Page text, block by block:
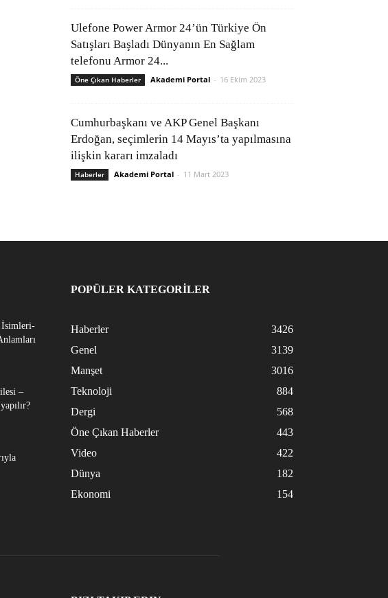
Ulefone Power Armor 24’ün Türkiye Ön
Satışları Başladı Dünyanın En Sağlam
telefonu Armor 24...
Öne Çıkan Haberler Akademi Portal - 16 Ekim 2023
Cumhurbaşkanı ve AKP Genel Başkanı
Erdoğan, seçimlerin 14 Mayıs’ta yapılmasına
ilişkin kararı imzaladı
Haberler Akademi Portal - 11 Mart 2023
İsimleri-
–
POPÜLER KATEGORİLER
Haberler
3426
Genel
3139
Manşet
3016
Teknoloji
884
Dergi
568
Öne Çıkan Haberler
443
Video
422
Dünya
182
Ekonomi
154